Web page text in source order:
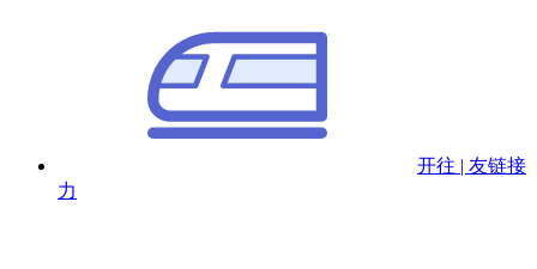
开往 | 友链接
力